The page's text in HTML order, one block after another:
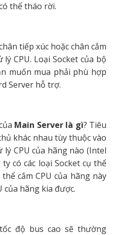
thể tháo rời.
tiếp xúc hoặc chân cắm
CPU. Loại Socket của bộ
muốn mua phải phù hợp
Server hỗ trợ.
Main Server là gì? Tiêu
khác nhau tùy thuộc vào
CPU của hãng nào (Intel
có các loại Socket cụ thể
cắm CPU của hãng này
của hãng kia được.
độ bus cao sẽ thường